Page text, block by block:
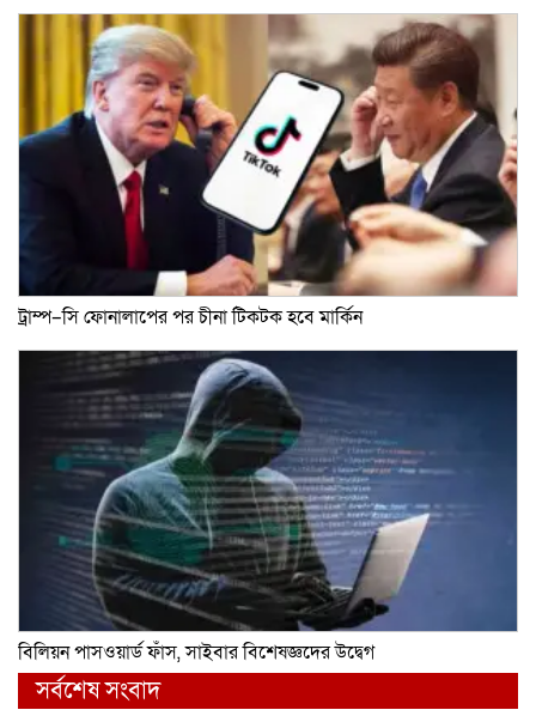
ট্রাম্প–সি ফোনালাপের পর চীনা টিকটক হবে মার্কিন
বিলিয়ন পাসওয়ার্ড ফাঁস, সাইবার বিশেষজ্ঞদের উদ্বেগ
সর্বশেষ সংবাদ